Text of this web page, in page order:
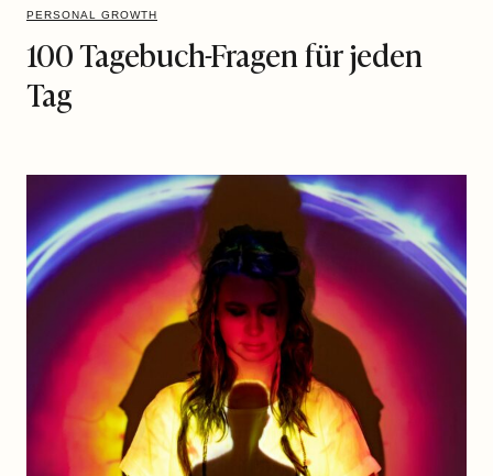
PERSONAL GROWTH
100 Tagebuch-Fragen für jeden
Tag